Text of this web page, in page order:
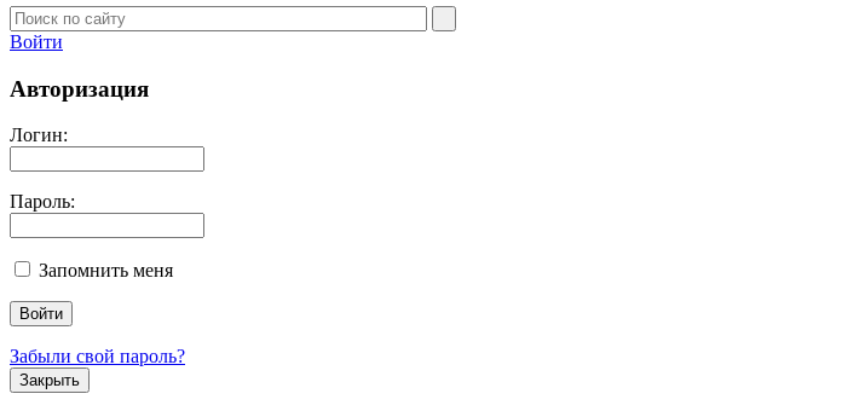
Войти
Авторизация
Логин:
Пароль:
Запомнить меня
Забыли свой пароль?
Закрыть